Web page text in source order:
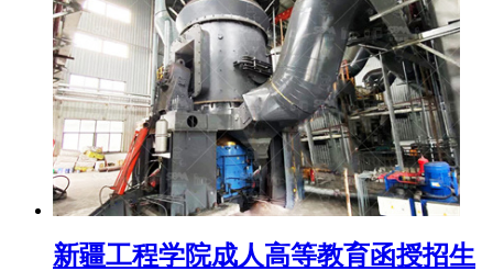
新疆工程学院成人高等教育函授招生